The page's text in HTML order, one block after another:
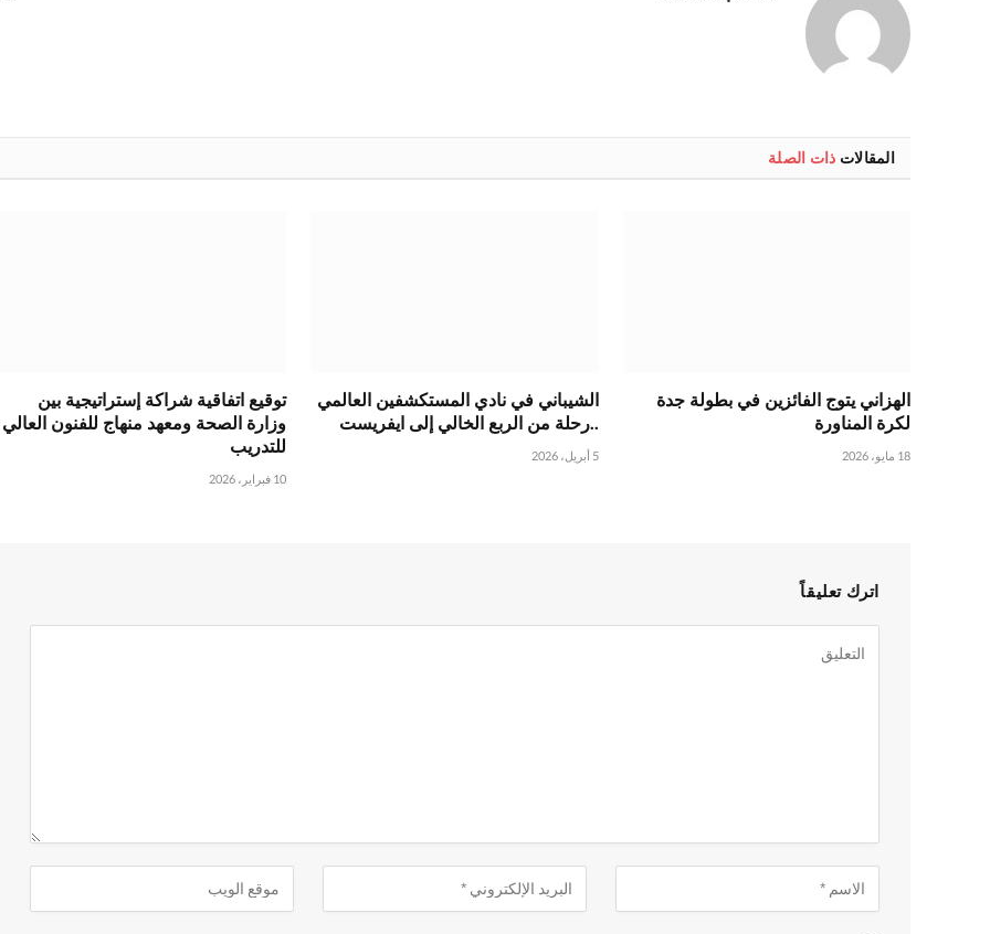
المقالات ذات الصلة
الهزاني يتوج الفائزين في بطولة جدة
لكرة المناورة
18 مايو، 2026
الشيباني في نادي المستكشفين العالمي
..رحلة من الربع الخالي إلى ايفريست
5 أبريل، 2026
توقيع اتفاقية شراكة إستراتيجية بين
وزارة الصحة ومعهد منهاج للفنون العالي
للتدريب
10 فبراير، 2026
اترك تعليقاً